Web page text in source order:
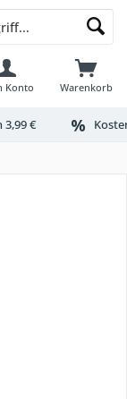
Warenkorb
Konto
3,99 €